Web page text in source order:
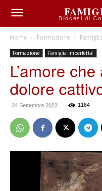
Diocesi di
Home Formazione
Formazione Famiglia imperfetta!
L’amore
dolore
24 Settembre 2022 1164